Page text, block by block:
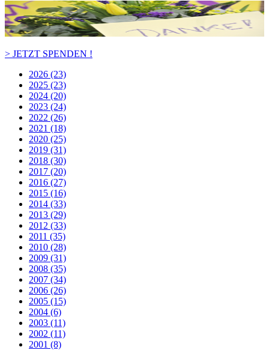
> JETZT SPENDEN !
2026 (23)
2025 (23)
2024 (20)
2023 (24)
2022 (26)
2021 (18)
2020 (25)
2019 (31)
2018 (30)
2017 (20)
2016 (27)
2015 (16)
2014 (33)
2013 (29)
2012 (33)
2011 (35)
2010 (28)
2009 (31)
2008 (35)
2007 (34)
2006 (26)
2005 (15)
2004 (6)
2003 (11)
2002 (11)
2001 (8)